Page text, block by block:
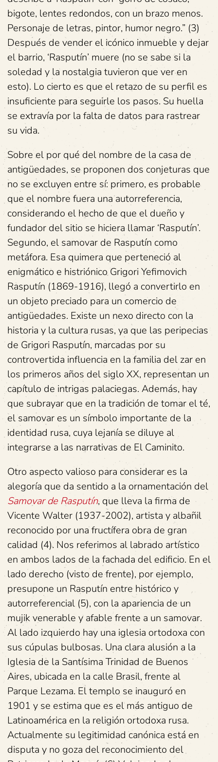
bigote, lentes redondos, con un brazo menos.
Personaje de letras, pintor, humor negro.” (3)
Después de vender el icónico inmueble y dejar
el barrio, ‘Rasputín’ muere (no se sabe si la
soledad y la nostalgia tuvieron que ver en
esto). Lo cierto es que el retazo de su perfil es
insuficiente para seguirle los pasos. Su huella
se extravía por la falta de datos para rastrear
su vida.
Sobre el por qué del nombre de la casa de
antigüedades, se proponen dos conjeturas que
no se excluyen entre sí: primero, es probable
que el nombre fuera una autorreferencia,
considerando el hecho de que el dueño y
fundador del sitio se hiciera llamar ‘Rasputín’.
Segundo, el samovar de Rasputín como
metáfora. Esa quimera que perteneció al
enigmático e histriónico Grigori Yefimovich
Rasputín (1869-1916), llegó a convertirlo en
un objeto preciado para un comercio de
antigüedades. Existe un nexo directo con la
historia y la cultura rusas, ya que las peripecias
de Grigori Rasputín, marcadas por su
controvertida influencia en la familia del zar en
los primeros años del siglo XX, representan un
capítulo de intrigas palaciegas. Además, hay
que subrayar que en la tradición de tomar el té,
el samovar es un símbolo importante de la
identidad rusa, cuya lejanía se diluye al
integrarse a las narrativas de El Caminito.
Otro aspecto valioso para considerar es la
alegoría que da sentido a la ornamentación del
Samovar de Rasputín, que lleva la firma de
Vicente Walter (1937-2002), artista y albañil
reconocido por una fructífera obra de gran
calidad (4). Nos referimos al labrado artístico
en ambos lados de la fachada del edificio. En el
lado derecho (visto de frente), por ejemplo,
presupone un Rasputín entre histórico y
autorreferencial (5), con la apariencia de un
mujik venerable y afable frente a un samovar.
Al lado izquierdo hay una iglesia ortodoxa con
sus cúpulas bulbosas. Una clara alusión a la
Iglesia de la Santísima Trinidad de Buenos
Aires, ubicada en la calle Brasil, frente al
Parque Lezama. El templo se inauguró en
1901 y se estima que es el más antiguo de
Latinoamérica en la religión ortodoxa rusa.
Actualmente su legitimidad canónica está en
disputa y no goza del reconocimiento del